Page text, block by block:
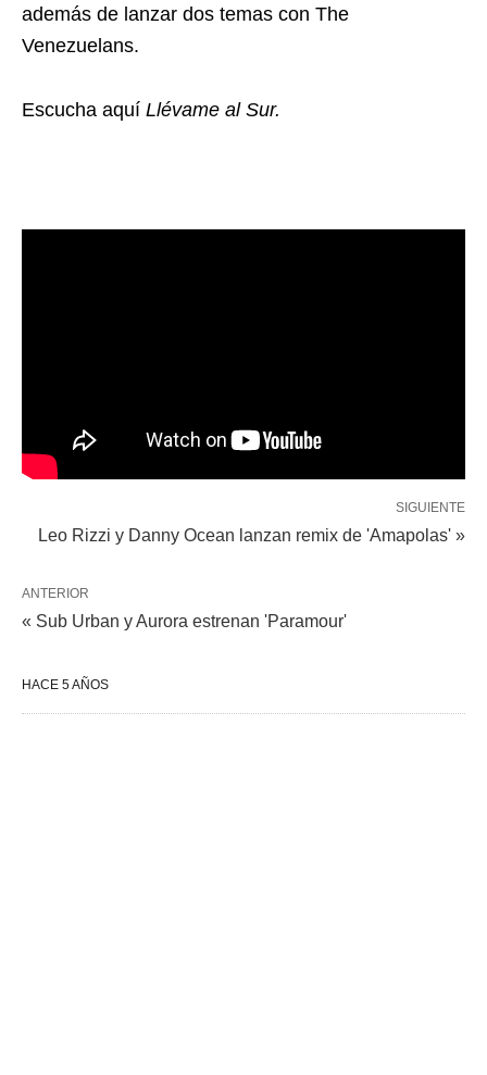
además de lanzar dos temas con The
Venezuelans.
Escucha aquí Llévame al Sur.
SIGUIENTE
Leo Rizzi y Danny Ocean lanzan remix de 'Amapolas' »
ANTERIOR
« Sub Urban y Aurora estrenan 'Paramour'
HACE 5 AÑOS